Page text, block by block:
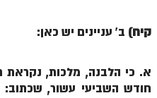
ספר הזוהר – במדבר
זוהר במדבר מתקדמים
קיח) ב' עניינים יש כאן:
א. כי הלבנה, מלכות, נקראת
חודש השביעי עשור,